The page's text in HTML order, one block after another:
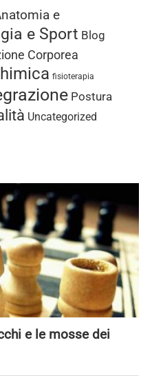
e
e Sport Blog
Corporea
fisioterapia
Postura
Uncategorized